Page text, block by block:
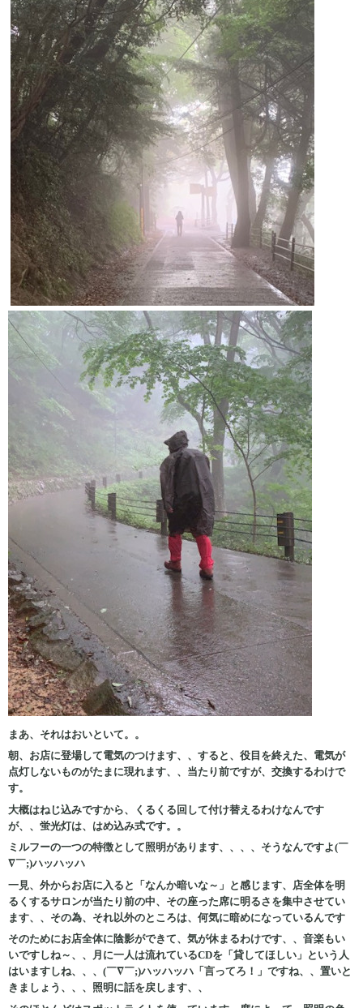
まあ、それはおいといて。。
朝、お店に登場して電気のつけます、、すると、役目を終えた、電気が
点灯しないものがたまに現れます、、当たり前ですが、交換するわけで
す。
大概はねじ込みですから、くるくる回して付け替えるわけなんです
が、、蛍光灯は、はめ込み式です。。
ミルフーの一つの特徴として照明があります、、、、そうなんですよ(￣
∇￣;)ハッハッハ
一見、外からお店に入ると「なんか暗いな～」と感じます、店全体を明
るくするサロンが当たり前の中、その座った席に明るさを集中させてい
ます、、その為、それ以外のところは、何気に暗めになっているんです
そのためにお店全体に陰影ができて、気が休まるわけです、、音楽もい
いですしね～、、月に一人は流れているCDを「貸してほしい」という人
はいますしね、、、(￣∇￣;)ハッハッハ「言ってろ！」ですね、、置いと
きましょう、、、照明に話を戻します、、